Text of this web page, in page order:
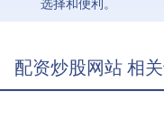
配资炒股网站 相